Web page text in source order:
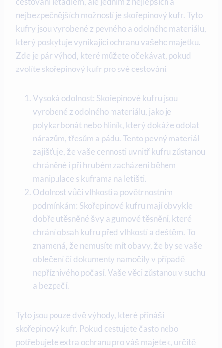
nejbezpečnějších možností je skořepinový kufr. Tyto
kufry jsou vyrobené z pevného a odolného materiálu,
který poskytuje vynikající ochranu vašeho majetku.
Zde je pár výhod, které můžete očekávat, pokud
zvolíte skořepinový kufr pro své cestování.
Vysoká odolnost: Skořepinové kufru jsou
vyrobené z odolného materiálu, jako je
polykarbonát nebo hliník, který dokáže odolat
nárazům, třesům a pádu. Tento pevný materiál
zajišťuje, že vaše cennosti uvnitř kufru zůstanou
chráněné i při hrubém zacházení během
manipulace s kuframa na letišti.
Odolnost vůči vlhkosti a povětrnostním
podmínkám: Skořepinové kufru mají obvykle
dobře utěsněné švy a gumové těsnění, které
chrání obsah kufru před vlhkostí a deštěm. To
znamená, že nemusíte mít obavy, že by se vaše
oblečení či dokumenty namočily v případě
nepříznivého počasí. Vaše věci zůstanou v suchu
a bezpečí.
Tyto jsou pouze dvě výhody, které přináší
skořepinový kufr. Pokud cestujete často nebo
potřebujete extra ochranu pro váš majetek, určitě